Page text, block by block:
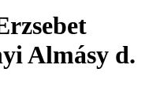
Almásy d.